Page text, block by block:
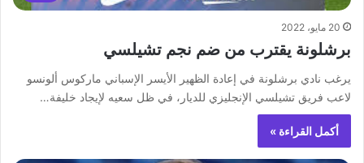
20 مايو، 2022
برشلونة يقترب من ضم نجم تشيلسي
‏يرغب نادي برشلونة في إعادة الظهير الأيسر الإسباني ماركوس ألونسو
لاعب فريق تشيلسي الإنجليزي للديار، في ظل سعيه لإيجاد خليفة…
أكمل القراءة »